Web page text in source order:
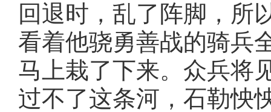
回退时，乱了阵脚，所
看着他骁勇善战的骑兵
马上栽了下来。众兵将
过不了这条河，石勒怏